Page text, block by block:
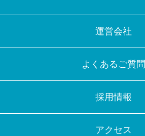
運営会社
よくあるご質問
採用情報
アクセス